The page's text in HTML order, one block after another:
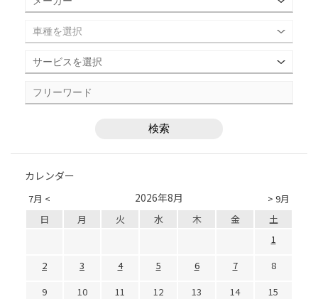
カレンダー
7月 < > 9月
2026年8月
日 月 火 水 木 金
土
1
2
3 4 5 6 7
8
9
10 11 12 13 14
15